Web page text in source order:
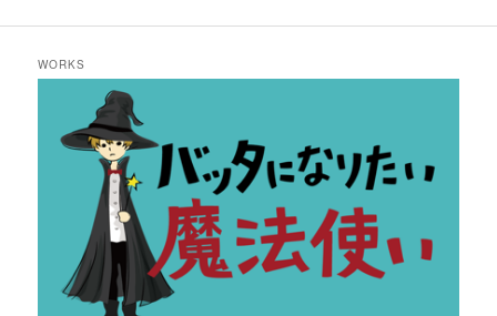
WORKS